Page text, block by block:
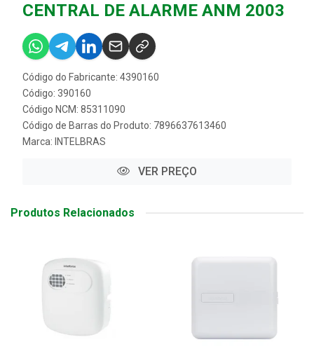
CENTRAL DE ALARME ANM 2003
Código do Fabricante: 4390160
Código: 390160
Código NCM: 85311090
Código de Barras do Produto: 7896637613460
Marca: INTELBRAS
VER PREÇO
Produtos Relacionados